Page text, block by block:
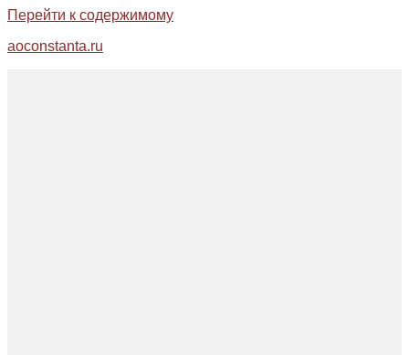
Перейти к содержимому
aoconstanta.ru